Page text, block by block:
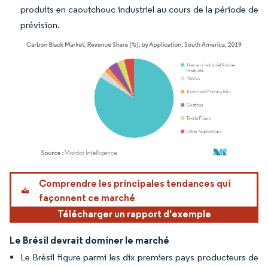
produits en caoutchouc industriel au cours de la période de
prévision.
Image © Mordor Intelligence. La réutilisation nécessite une attribution sous CC BY
Comprendre les principales tendances qui
façonnent ce marché
Télécharger un rapport d'exemple
Le Brésil devrait dominer le marché
Le Brésil figure parmi les dix premiers pays producteurs de